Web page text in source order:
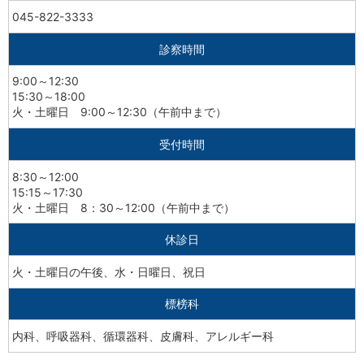
045-822-3333
診察時間
9:00～12:30
15:30～18:00
火・土曜日 9:00～12:30（午前中まで）
受付時間
8:30～12:00
15:15～17:30
火・土曜日 8：30～12:00（午前中まで）
休診日
火・土曜日の午後、水・日曜日、祝日
標榜科
内科、呼吸器科、循環器科、皮膚科、アレルギー科